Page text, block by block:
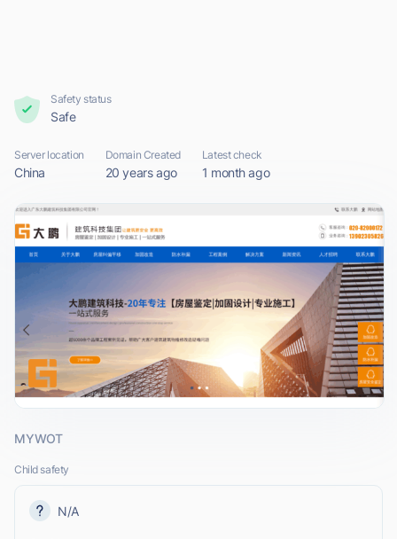
Safety status
Safe
Server location
China
Domain Created
20 years ago
Latest check
1 month ago
MYWOT
Child safety
N/A